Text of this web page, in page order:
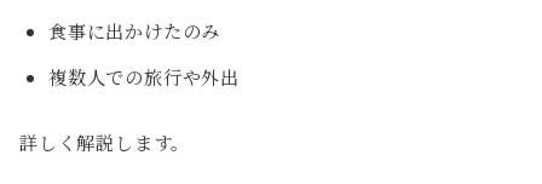
食事に出かけたのみ
複数人での旅行や外出
詳しく解説します。